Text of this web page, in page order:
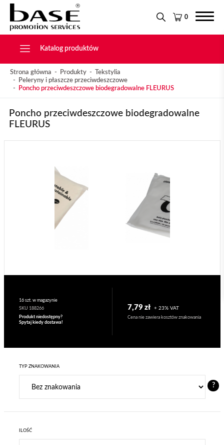
0
KONTAKT
Katalog produktów
Tekstylia
Świąteczne
Drobiazgi, Breloki
Strona główna Produkty
Tekstylia
Peleryny i płaszcze przeciwdeszczowe
Poncho przeciwdeszczowe biodegradowalne FLEURUS
Poncho przeciwdeszczowe biodegradowalne
FLEURUS
16 szt. w magazynie
SKU 188266
Produkt niedostępny?
Spytaj kiedy dostawa!
7,79 zł + 23% VAT
Cena nie zawiera kosztów znakowania
TYP ZNAKOWANIA
?
ILOŚĆ